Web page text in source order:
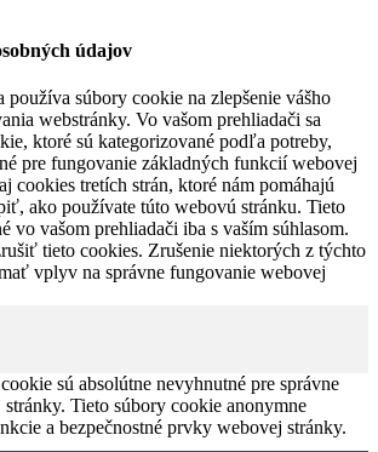
údajov
používa súbory cookie na zlepšenie vášho
webstránky. Vo vašom prehliadači sa
ktoré sú kategorizované podľa potreby,
pre fungovanie základných funkcií webovej
cookies tretích strán, ktoré nám pomáhajú
ako používate túto webovú stránku. Tieto
vo vašom prehliadači iba s vaším súhlasom.
tieto cookies. Zrušenie niektorých z týchto
vplyv na správne fungovanie webovej
sú absolútne nevyhnutné pre správne
Tieto súbory cookie anonymne
a bezpečnostné prvky webovej stránky.